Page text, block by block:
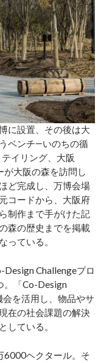
に設置、その後は大
ベンチ―いのちの循
イリング、大阪
大阪の森を訪問し
ど完成し、万博会場
コードから、大阪府
制作まで手がけた記
森の歴史までを掲載
っている。
Challengeプロ
。「Co-Design
を活用し、物品やサ
在の社会課題の解決
している。
ヘクタール。そ